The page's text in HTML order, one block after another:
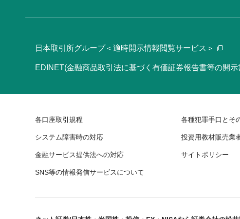
日本取引所グループ＜適時開示情報閲覧サービス＞
EDINET(金融商品取引法に基づく有価証券報告書等の開
各口座取引規程 各種犯罪手口とそ
システム障害時の対応 投資用教材販売業
金融サービス提供法への対応 サイトポリシー
SNS等の情報発信サービスについて